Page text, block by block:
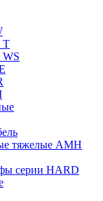
T
WS
тяжелые AMH
серии HARD